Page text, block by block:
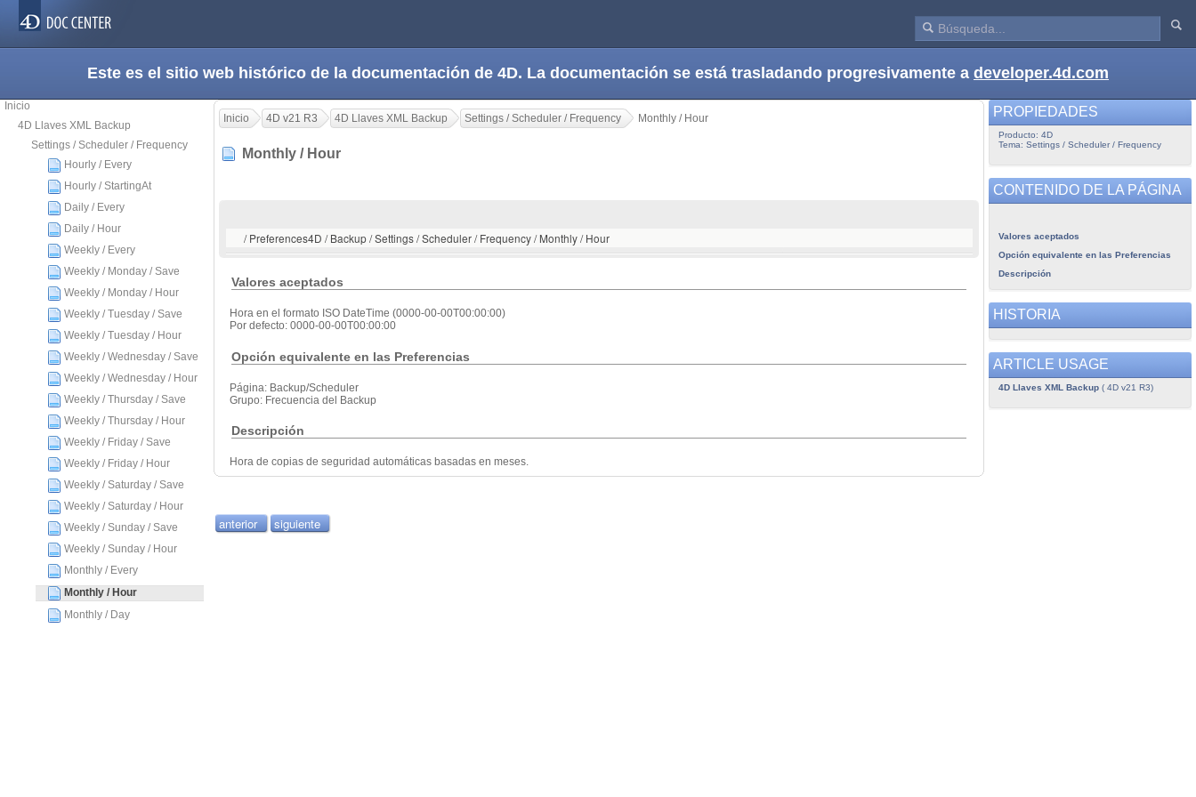
Este es el sitio web histórico de la documentación de 4D. La documentación se está trasladando progresivamente a developer.4d.com
Inicio
4D Llaves XML Backup
Settings / Scheduler / Frequency
Hourly / Every
Hourly / StartingAt
Daily / Every
Daily / Hour
Weekly / Every
Weekly / Monday / Save
Weekly / Monday / Hour
Weekly / Tuesday / Save
Weekly / Tuesday / Hour
Weekly / Wednesday / Save
Weekly / Wednesday / Hour
Weekly / Thursday / Save
Weekly / Thursday / Hour
Weekly / Friday / Save
Weekly / Friday / Hour
Weekly / Saturday / Save
Weekly / Saturday / Hour
Weekly / Sunday / Save
Weekly / Sunday / Hour
Monthly / Every
Monthly / Hour
Monthly / Day
Inicio 4D v21 R3 4D Llaves XML Backup Settings / Scheduler / Frequency Monthly / Hour
Monthly / Hour
/ Preferences4D / Backup / Settings / Scheduler / Frequency / Monthly / Hour
Valores aceptados
Hora en el formato ISO DateTime (0000-00-00T00:00:00)
Por defecto: 0000-00-00T00:00:00
Opción equivalente en las Preferencias
Página: Backup/Scheduler
Grupo: Frecuencia del Backup
Descripción
Hora de copias de seguridad automáticas basadas en meses.
anterior siguiente
PROPIEDADES
Producto: 4D
Tema: Settings / Scheduler / Frequency
CONTENIDO DE LA PÁGINA
Valores aceptados
Opción equivalente en las Preferencias
Descripción
HISTORIA
ARTICLE USAGE
4D Llaves XML Backup( 4D v21 R3)